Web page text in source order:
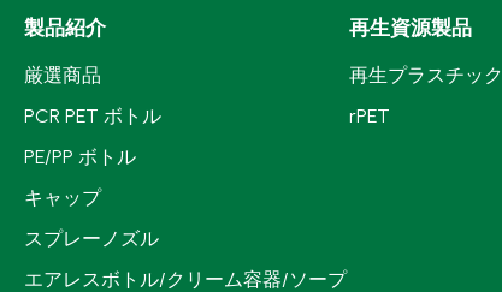
製品紹介
厳選商品
PCR PET ボトル
PE/PP ボトル
キャップ
スプレーノズル
エアレスボトル/クリーム容器/ソープ
再生資源製品
再生プラスチッ
rPET